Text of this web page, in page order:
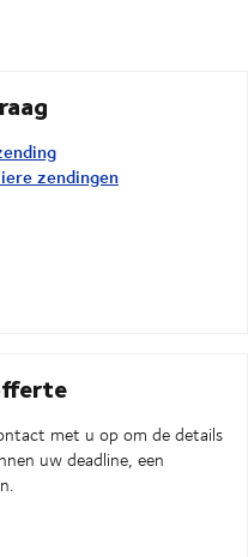
zendingen
met u op om de details
uw deadline, een